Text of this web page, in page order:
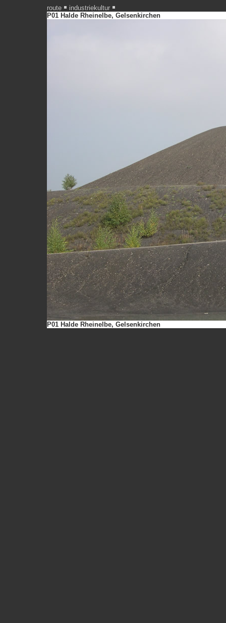
route
industriekultur
P01 Halde Rheinelbe, Gelsenkirchen
P01 Halde Rheinelbe, Gelsenkirchen